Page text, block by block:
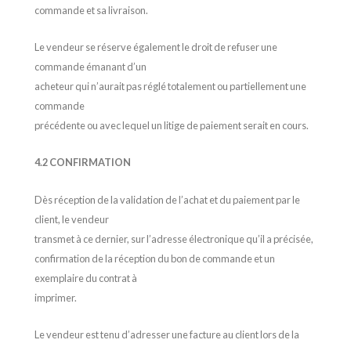
commande et sa livraison.
Le vendeur se réserve également le droit de refuser une
commande émanant d’un
acheteur qui n’aurait pas réglé totalement ou partiellement une
commande
précédente ou avec lequel un litige de paiement serait en cours.
4.2 CONFIRMATION
Dès réception de la validation de l’achat et du paiement par le
client, le vendeur
transmet à ce dernier, sur l’adresse électronique qu’il a précisée,
confirmation de la réception du bon de commande et un
exemplaire du contrat à
imprimer.
Le vendeur est tenu d’adresser une facture au client lors de la